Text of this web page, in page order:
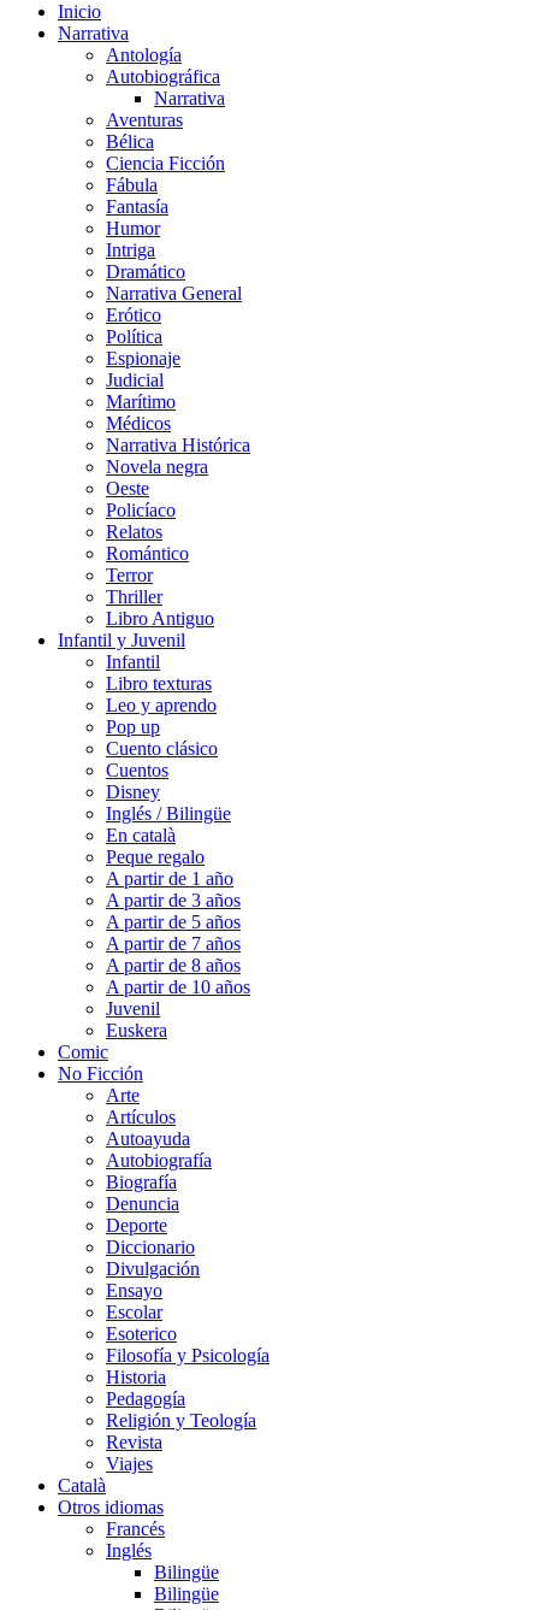
Inicio
Narrativa
Antología
Autobiográfica
Narrativa
Aventuras
Bélica
Ciencia Ficción
Fábula
Fantasía
Humor
Intriga
Dramático
Narrativa General
Erótico
Política
Espionaje
Judicial
Marítimo
Médicos
Narrativa Histórica
Novela negra
Oeste
Policíaco
Relatos
Romántico
Terror
Thriller
Libro Antiguo
Infantil y Juvenil
Infantil
Libro texturas
Leo y aprendo
Pop up
Cuento clásico
Cuentos
Disney
Inglés / Bilingüe
En català
Peque regalo
A partir de 1 año
A partir de 3 años
A partir de 5 años
A partir de 7 años
A partir de 8 años
A partir de 10 años
Juvenil
Euskera
Comic
No Ficción
Arte
Artículos
Autoayuda
Autobiografía
Biografía
Denuncia
Deporte
Diccionario
Divulgación
Ensayo
Escolar
Esoterico
Filosofía y Psicología
Historia
Pedagogía
Religión y Teología
Revista
Viajes
Català
Otros idiomas
Francés
Inglés
Bilingüe
Bilingüe